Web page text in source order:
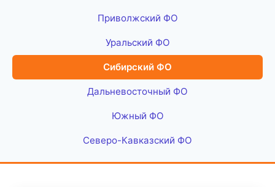
Приволжский ФО
Уральский ФО
Сибирский ФО
Дальневосточный ФО
Южный ФО
Северо-Кавказский ФО